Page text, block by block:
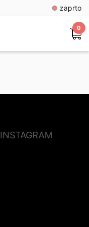
zaprto
0
INSTAGRAM